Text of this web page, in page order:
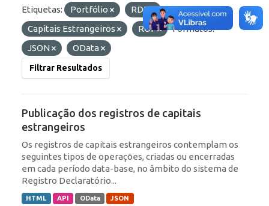
Etiquetas: Portfólio
RDE
Capitais Estrangeiros
ROF
Formatos:
JSON
OData
Filtrar Resultados
Publicação dos registros de capitais
estrangeiros
Os registros de capitais estrangeiros contemplam os
seguintes tipos de operações, criadas ou encerradas
em cada período data-base, no âmbito do sistema de
Registro Declaratório...
HTML API OData JSON